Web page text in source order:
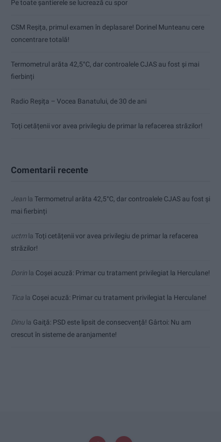
Pe toate șantierele se lucrează cu spor
CSM Reșița, primul examen în deplasare! Dorinel Munteanu cere
concentrare totală!
Termometrul arăta 42,5°C, dar controalele CJAS au fost și mai
fierbinți
Radio Reșița – Vocea Banatului, de 30 de ani
Toți cetățenii vor avea privilegiu de primar la refacerea străzilor!
Comentarii recente
Jean la Termometrul arăta 42,5°C, dar controalele CJAS au fost și
mai fierbinți
uctmla Toți cetățenii vor avea privilegiu de primar la refacerea
străzilor!
Dorin la Coșei acuză: Primar cu tratament privilegiat la Herculane!
Tica la Coșei acuză: Primar cu tratament privilegiat la Herculane!
Dinu la Gaiţă: PSD este lipsit de consecvență! Gârtoi: Nu am
crescut în sisteme de aranjamente!